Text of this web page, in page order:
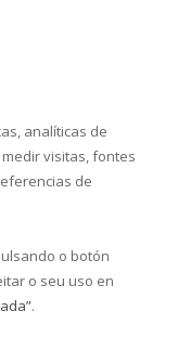
analíticas de
visitas, fontes
de
o botón
o seu uso en
.